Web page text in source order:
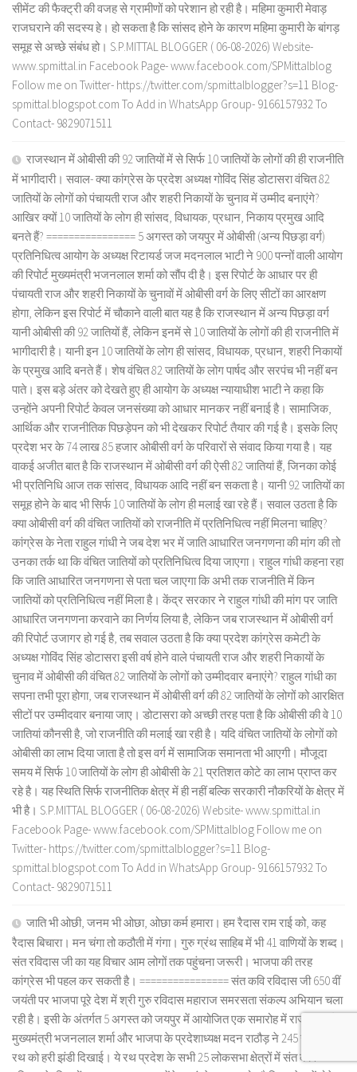
सीमेंट की फैक्ट्री की वजह से ग्रामीणों को परेशान हो रही है। महिमा कुमारी मेवाड़
राजघराने की सदस्य हे। हो सकता है कि सांसद होने के कारण महिमा कुमारी के बांगड़
समूह से अच्छे संबंध हो। S.P.MITTAL BLOGGER ( 06-08-2026) Website-
www.spmittal.in Facebook Page- www.facebook.com/SPMittalblog
Follow me on Twitter- https://twitter.com/spmittalblogger?s=11 Blog-
spmittal.blogspot.com To Add in WhatsApp Group- 9166157932 To
Contact- 9829071511
राजस्थान में ओबीसी की 92 जातियों में से सिर्फ 10 जातियों के लोगों की ही राजनीति
में भागीदारी। सवाल- क्या कांग्रेस के प्रदेश अध्यक्ष गोविंद सिंह डोटासरा वंचित 82
जातियों के लोगों को पंचायती राज और शहरी निकायों के चुनाव में उम्मीद बनाएंगे?
आखिर क्यों 10 जातियों के लोग ही सांसद, विधायक, प्रधान, निकाय प्रमुख आदि
बनते हैं? ================ 5 अगस्त को जयपुर में ओबीसी (अन्य पिछड़ा वर्ग)
प्रतिनिधित्व आयोग के अध्यक्ष रिटायर्ड जज मदनलाल भाटी ने 900 पन्नों वाली आयोग
की रिपोर्ट मुख्यमंत्री भजनलाल शर्मा को सौंप दी है। इस रिपोर्ट के आधार पर ही
पंचायती राज और शहरी निकायों के चुनावों में ओबीसी वर्ग के लिए सीटों का आरक्षण
होगा, लेकिन इस रिपोर्ट में चौकाने वाली बात यह है कि राजस्थान में अन्य पिछड़ा वर्ग
यानी ओबीसी की 92 जातियों हैं, लेकिन इनमें से 10 जातियों के लोगों की ही राजनीति में
भागीदारी है। यानी इन 10 जातियों के लोग ही सांसद, विधायक, प्रधान, शहरी निकायों
के प्रमुख आदि बनते हैं। शेष वंचित 82 जातियों के लोग पार्षद और सरपंच भी नहीं बन
पाते। इस बड़े अंतर को देखते हुए ही आयोग के अध्यक्ष न्यायाधीश भाटी ने कहा कि
उन्होंने अपनी रिपोर्ट केवल जनसंख्या को आधार मानकर नहीं बनाई है। सामाजिक,
आर्थिक और राजनीतिक पिछड़ेपन को भी देखकर रिपोर्ट तैयार की गई है। इसके लिए
प्रदेश भर के 74 लाख 85 हजार ओबीसी वर्ग के परिवारों से संवाद किया गया है। यह
वाकई अजीत बात है कि राजस्थान में ओबीसी वर्ग की ऐसी 82 जातियां हैं, जिनका कोई
भी प्रतिनिधि आज तक सांसद, विधायक आदि नहीं बन सकता है। यानी 92 जातियों का
समूह होने के बाद भी सिर्फ 10 जातियों के लोग ही मलाई खा रहे हैं। सवाल उठता है कि
क्या ओबीसी वर्ग की वंचित जातियों को राजनीति में प्रतिनिधित्व नहीं मिलना चाहिए?
कांग्रेस के नेता राहुल गांधी ने जब देश भर में जाति आधारित जनगणना की मांग की तो
उनका तर्क था कि वंचित जातियों को प्रतिनिधित्व दिया जाएगा। राहुल गांधी कहना रहा
कि जाति आधारित जनगणना से पता चल जाएगा कि अभी तक राजनीति में किन
जातियों को प्रतिनिधित्व नहीं मिला है। केंद्र सरकार ने राहुल गांधी की मांग पर जाति
आधारित जनगणना करवाने का निर्णय लिया है, लेकिन जब राजस्थान में ओबीसी वर्ग
की रिपोर्ट उजागर हो गई है, तब सवाल उठता है कि क्या प्रदेश कांग्रेस कमेटी के
अध्यक्ष गोविंद सिंह डोटासरा इसी वर्ष होने वाले पंचायती राज और शहरी निकायों के
चुनाव में ओबीसी की वंचित 82 जातियों के लोगों को उम्मीदवार बनाएंगे? राहुल गांधी का
सपना तभी पूरा होगा, जब राजस्थान में ओबीसी वर्ग की 82 जातियों के लोगों को आरक्षित
सीटों पर उम्मीदवार बनाया जाए। डोटासरा को अच्छी तरह पता है कि ओबीसी की वे 10
जातियां कौनसी है, जो राजनीति की मलाई खा रही है। यदि वंचित जातियों के लोगों को
ओबीसी का लाभ दिया जाता है तो इस वर्ग में सामाजिक समानता भी आएगी। मौजूदा
समय में सिर्फ 10 जातियों के लोग ही ओबीसी के 21 प्रतिशत कोटे का लाभ प्राप्त कर
रहे है। यह स्थिति सिर्फ राजनीतिक क्षेत्र में ही नहीं बल्कि सरकारी नौकरियों के क्षेत्र में
भी है। S.P.MITTAL BLOGGER ( 06-08-2026) Website- www.spmittal.in
Facebook Page- www.facebook.com/SPMittalblog Follow me on
Twitter- https://twitter.com/spmittalblogger?s=11 Blog-
spmittal.blogspot.com To Add in WhatsApp Group- 9166157932 To
Contact- 9829071511
जाति भी ओछी, जनम भी ओछा, ओछा कर्म हमारा। हम रैदास राम राई को, कह
रैदास बिचारा। मन चंगा तो कठौती में गंगा। गुरु ग्रंथ साहिब में भी 41 वाणियों के शब्द।
संत रविदास जी का यह विचार आम लोगों तक पहुंचना जरूरी। भाजपा की तरह
कांग्रेस भी पहल कर सकती है। ================ संत कवि रविदास जी 650 वीं
जयंती पर भाजपा पूरे देश में श्री गुरु रविदास महाराज समरसता संकल्प अभियान चला
रही है। इसी के अंतर्गत 5 अगस्त को जयपुर में आयोजित एक समारोह में राजस्थान के
मुख्यमंत्री भजनलाल शर्मा और भाजपा के प्रदेशाध्यक्ष मदन राठौड़ ने 245 रज कलश
रथ को हरी झंडी दिखाई। ये रथ प्रदेश के सभी 25 लोकसभा क्षेत्रों में संत कवि